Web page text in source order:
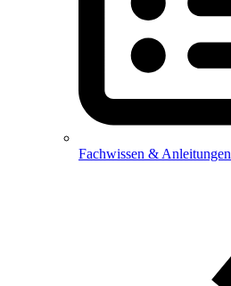
Fachwissen & Anleitungen